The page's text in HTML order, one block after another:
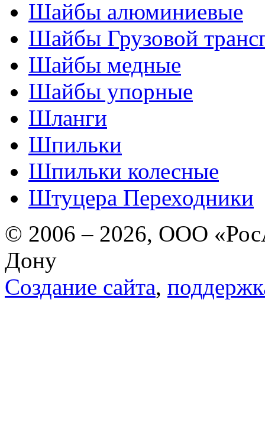
Шайбы алюминиевые
Шайбы Грузовой
Шайбы медные
Шайбы упорные
Шланги
Шпильки
Шпильки колесные
Штуцера Переходники
© 2006 – 2026, ООО
Дону
Создание сайта,